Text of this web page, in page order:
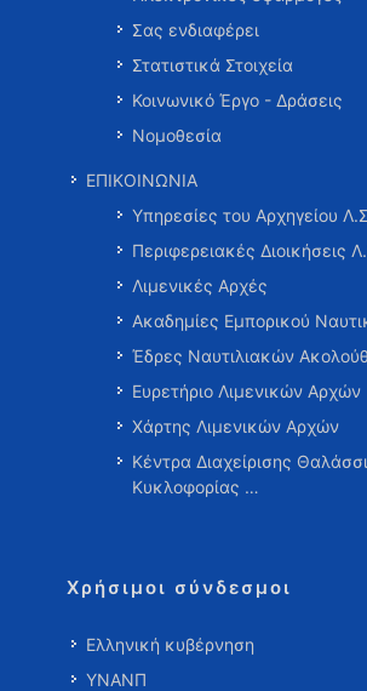
Σας ενδιαφέρει
Στατιστικά Στοιχεία
Κοινωνικό Έργο - Δράσεις
Νομοθεσία
ΕΠΙΚΟΙΝΩΝΙΑ
Υπηρεσίες του Αρχηγείου
Περιφερειακές Διοικήσεις
Λιμενικές Αρχές
Ακαδημίες Εμπορικού
Έδρες Ναυτιλιακών
Ευρετήριο Λιμενικών Αρχών
Χάρτης Λιμενικών Αρχών
Κέντρα Διαχείρισης
Κυκλοφορίας …
Χρήσιμοι σύνδεσμοι
Ελληνική κυβέρνηση
ΥΝΑΝΠ